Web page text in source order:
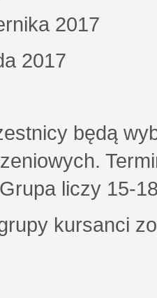
2017
2017
będą
liczy 15-
kursanci